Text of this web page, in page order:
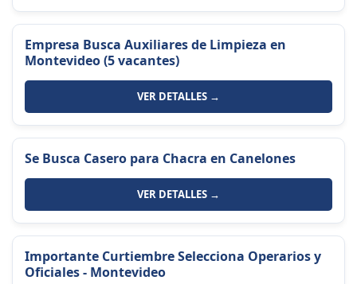
Empresa Busca Auxiliares de Limpieza en
Montevideo (5 vacantes)
VER DETALLES →
Se Busca Casero para Chacra en Canelones
VER DETALLES →
Importante Curtiembre Selecciona Operarios y
Oficiales - Montevideo